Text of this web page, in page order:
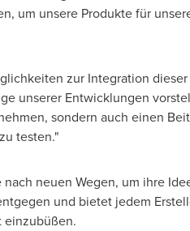
um unsere Produkte für
zur Integration
unserer Entwicklungen
sondern auch einen
testen."
neuen Wegen, um ihre
und bietet jedem
einzubüßen.